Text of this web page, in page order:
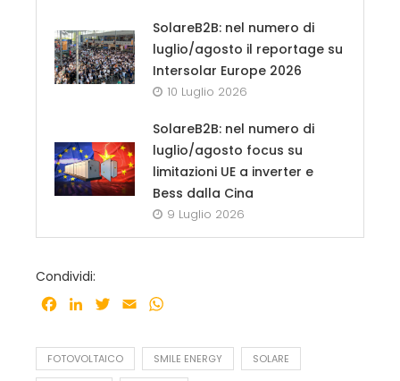
SolareB2B: nel numero di
luglio/agosto il reportage su
Intersolar Europe 2026
10 Luglio 2026
SolareB2B: nel numero di
luglio/agosto focus su
limitazioni UE a inverter e
Bess dalla Cina
9 Luglio 2026
Condividi:
Facebook
LinkedInTwitter
Email
FOTOVOLTAICO SMILE ENERGY SOLARE